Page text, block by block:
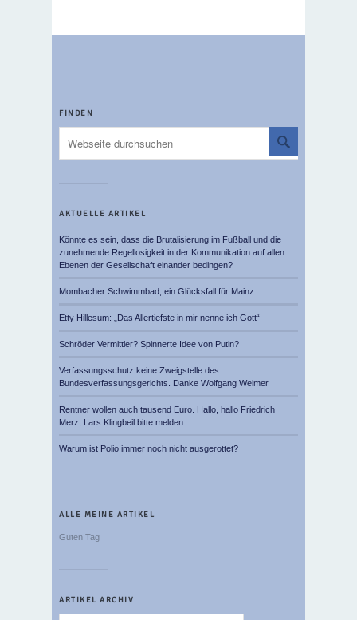
FINDEN
AKTUELLE ARTIKEL
Könnte es sein, dass die Brutalisierung im Fußball und die
zunehmende Regellosigkeit in der Kommunikation auf allen
Ebenen der Gesellschaft einander bedingen?
Mombacher Schwimmbad, ein Glücksfall für Mainz
Etty Hillesum: „Das Allertiefste in mir nenne ich Gott“
Schröder Vermittler? Spinnerte Idee von Putin?
Verfassungsschutz keine Zweigstelle des
Bundesverfassungsgerichts. Danke Wolfgang Weimer
Rentner wollen auch tausend Euro. Hallo, hallo Friedrich
Merz, Lars Klingbeil bitte melden
Warum ist Polio immer noch nicht ausgerottet?
ALLE MEINE ARTIKEL
Guten Tag
ARTIKEL ARCHIV